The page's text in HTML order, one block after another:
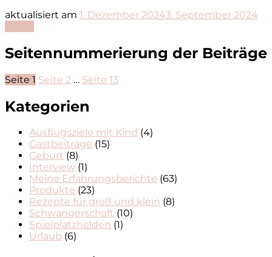
aktualisiert am 1. Dezember 20243. September 2024
Seitennummerierung der Beiträge
Seite 1 Seite 2 … Seite 13
Kategorien
Ausflugsziele mit Kind (4)
Gastbeiträge (15)
Geburt (8)
Interview (1)
Meine Erfahrungsberichte (63)
Produkte (23)
Rezepte für groß und klein (8)
Schwangerschaft (10)
Spielplatzhelden (1)
Urlaub (6)